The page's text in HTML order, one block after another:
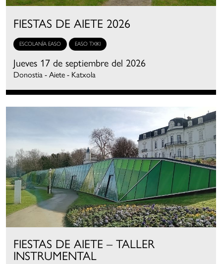
FIESTAS DE AIETE 2026
ESCOLANÍA EASO EASO TXIKI
Jueves 17 de septiembre del 2026
Donostia - Aiete - Katxola
FIESTAS DE AIETE – TALLER
INSTRUMENTAL